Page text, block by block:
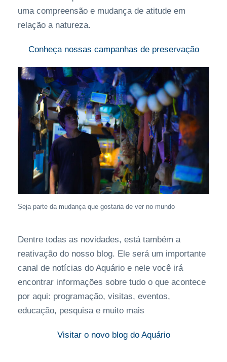
uma compreensão e mudança de atitude em
relação a natureza.
Conheça nossas campanhas de preservação
Seja parte da mudança que gostaria de ver no mundo
Dentre todas as novidades, está também a
reativação do nosso blog. Ele será um importante
canal de notícias do Aquário e nele você irá
encontrar informações sobre tudo o que acontece
por aqui: programação, visitas, eventos,
educação, pesquisa e muito mais
Visitar o novo blog do Aquário